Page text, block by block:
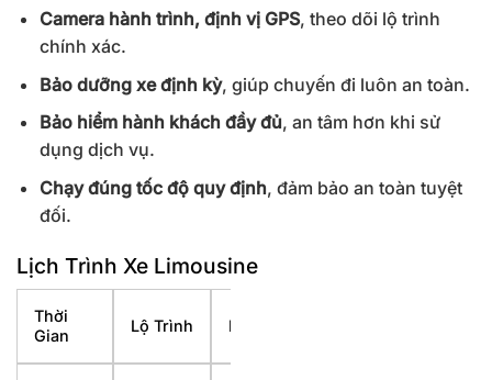
Camera hành trình, định vị GPS, theo dõi lộ trình
chính xác.
Bảo dưỡng xe định kỳ, giúp chuyến đi luôn an toàn.
Bảo hiểm hành khách đầy đủ, an tâm hơn khi sử
dụng dịch vụ.
Chạy đúng tốc độ quy định, đảm bảo an toàn tuyệt
đối.
Lịch Trình Xe Limousine
Thời
Gian
Lộ Trình Hãng Xe